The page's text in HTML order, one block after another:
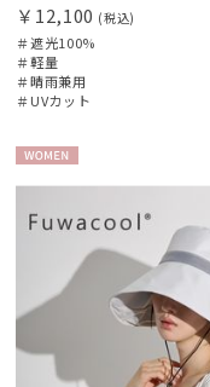
￥12,100 (税込)
＃遮光100%
＃軽量
＃晴雨兼用
＃UVカット